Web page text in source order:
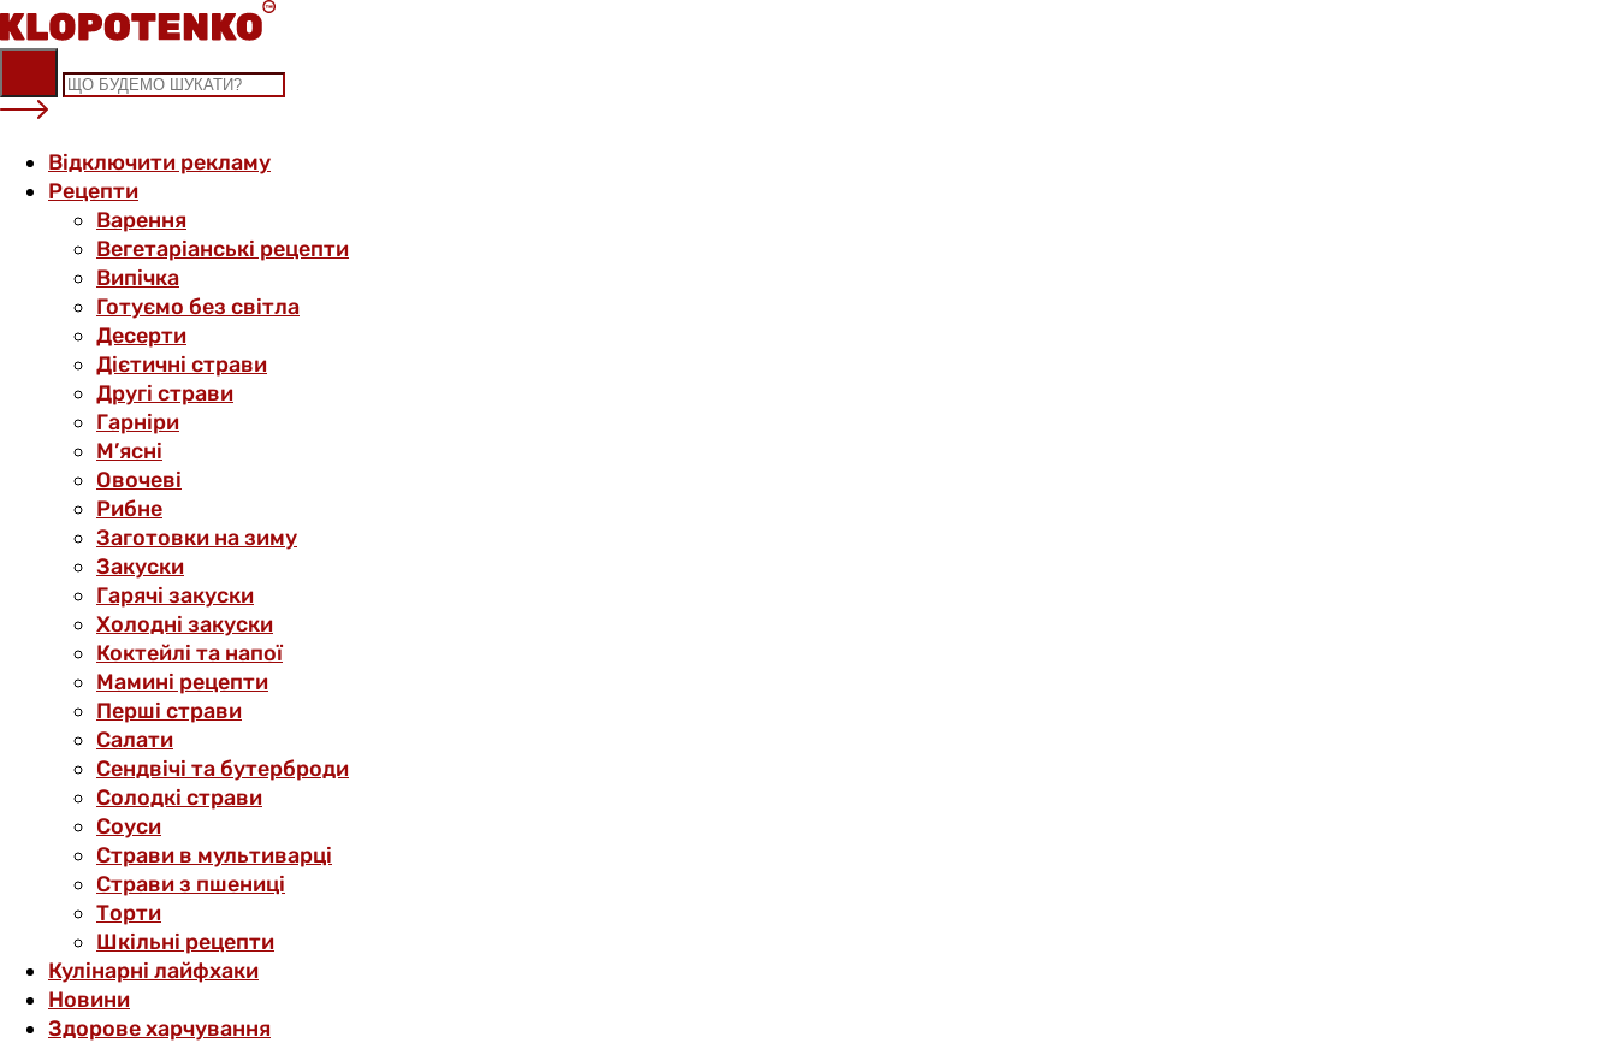
Skip
to
content
Відключити рекламу
Рецепти
Варення
Вегетаріанські рецепти
Випічка
Готуємо без світла
Десерти
Дієтичні страви
Другі страви
Гарніри
М’ясні
Овочеві
Рибне
Заготовки на зиму
Закуски
Гарячі закуски
Холодні закуски
Коктейлі та напої
Мамині рецепти
Перші страви
Салати
Сендвічі та бутерброди
Солодкі страви
Соуси
Страви в мультиварці
Страви з пшениці
Торти
Шкільні рецепти
Кулінарні лайфхаки
Новини
Здорове харчування